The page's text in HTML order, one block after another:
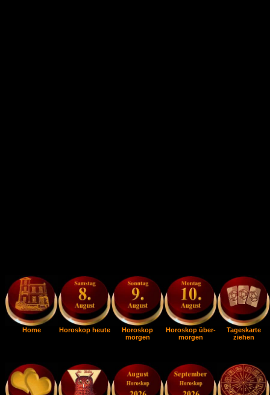
Home Horoskop heute
Horoskop
morgen
Horoskop über-
morgen
Tageskarte
ziehen